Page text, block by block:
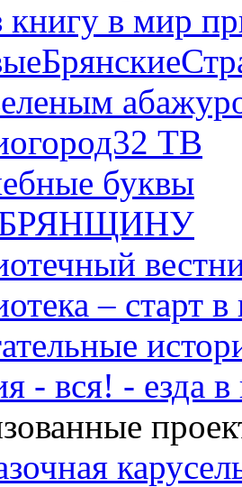
книгу в мир
ТВ
буквы
– старт
- вся! - езда в